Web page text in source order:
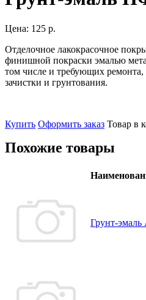
Цена: 125 р.
Отделочное лакокрасочное
финишной покраски эмалью
том числе и требующих ремонта,
зачистки и грунтования.
Купить Оформить заказ Товар в
Похожие товары
Грунт-